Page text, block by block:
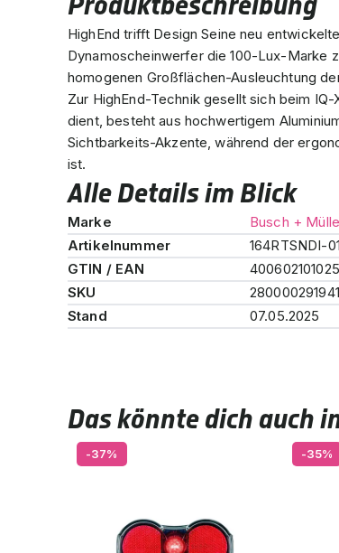
HighEnd trifft Design Seine neu
Dynamoscheinwerfer die 100-Lux-Marke
homogenen Großflächen-Ausleuchtung
Zur HighEnd-Technik gesellt sich beim
dient, besteht aus hochwertigem
Sichtbarkeits-Akzente, während der
ist.
Alle Details im Blick
Marke
Busch +
Artikelnummer
164RTSNDI-01
GTIN / EAN
SKU
Stand
07.05.2025
Das könnte dich auch
-37% -35%